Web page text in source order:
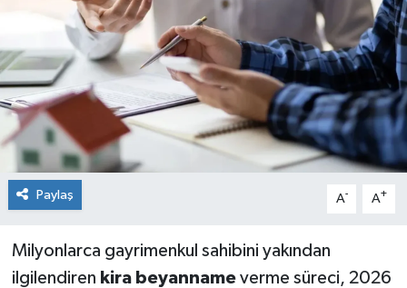
Paylaş A- A+
Milyonlarca gayrimenkul sahibini yakından
ilgilendiren kira beyannameverme süreci, 2026
Politika
Sağlık
Spor
Turizm